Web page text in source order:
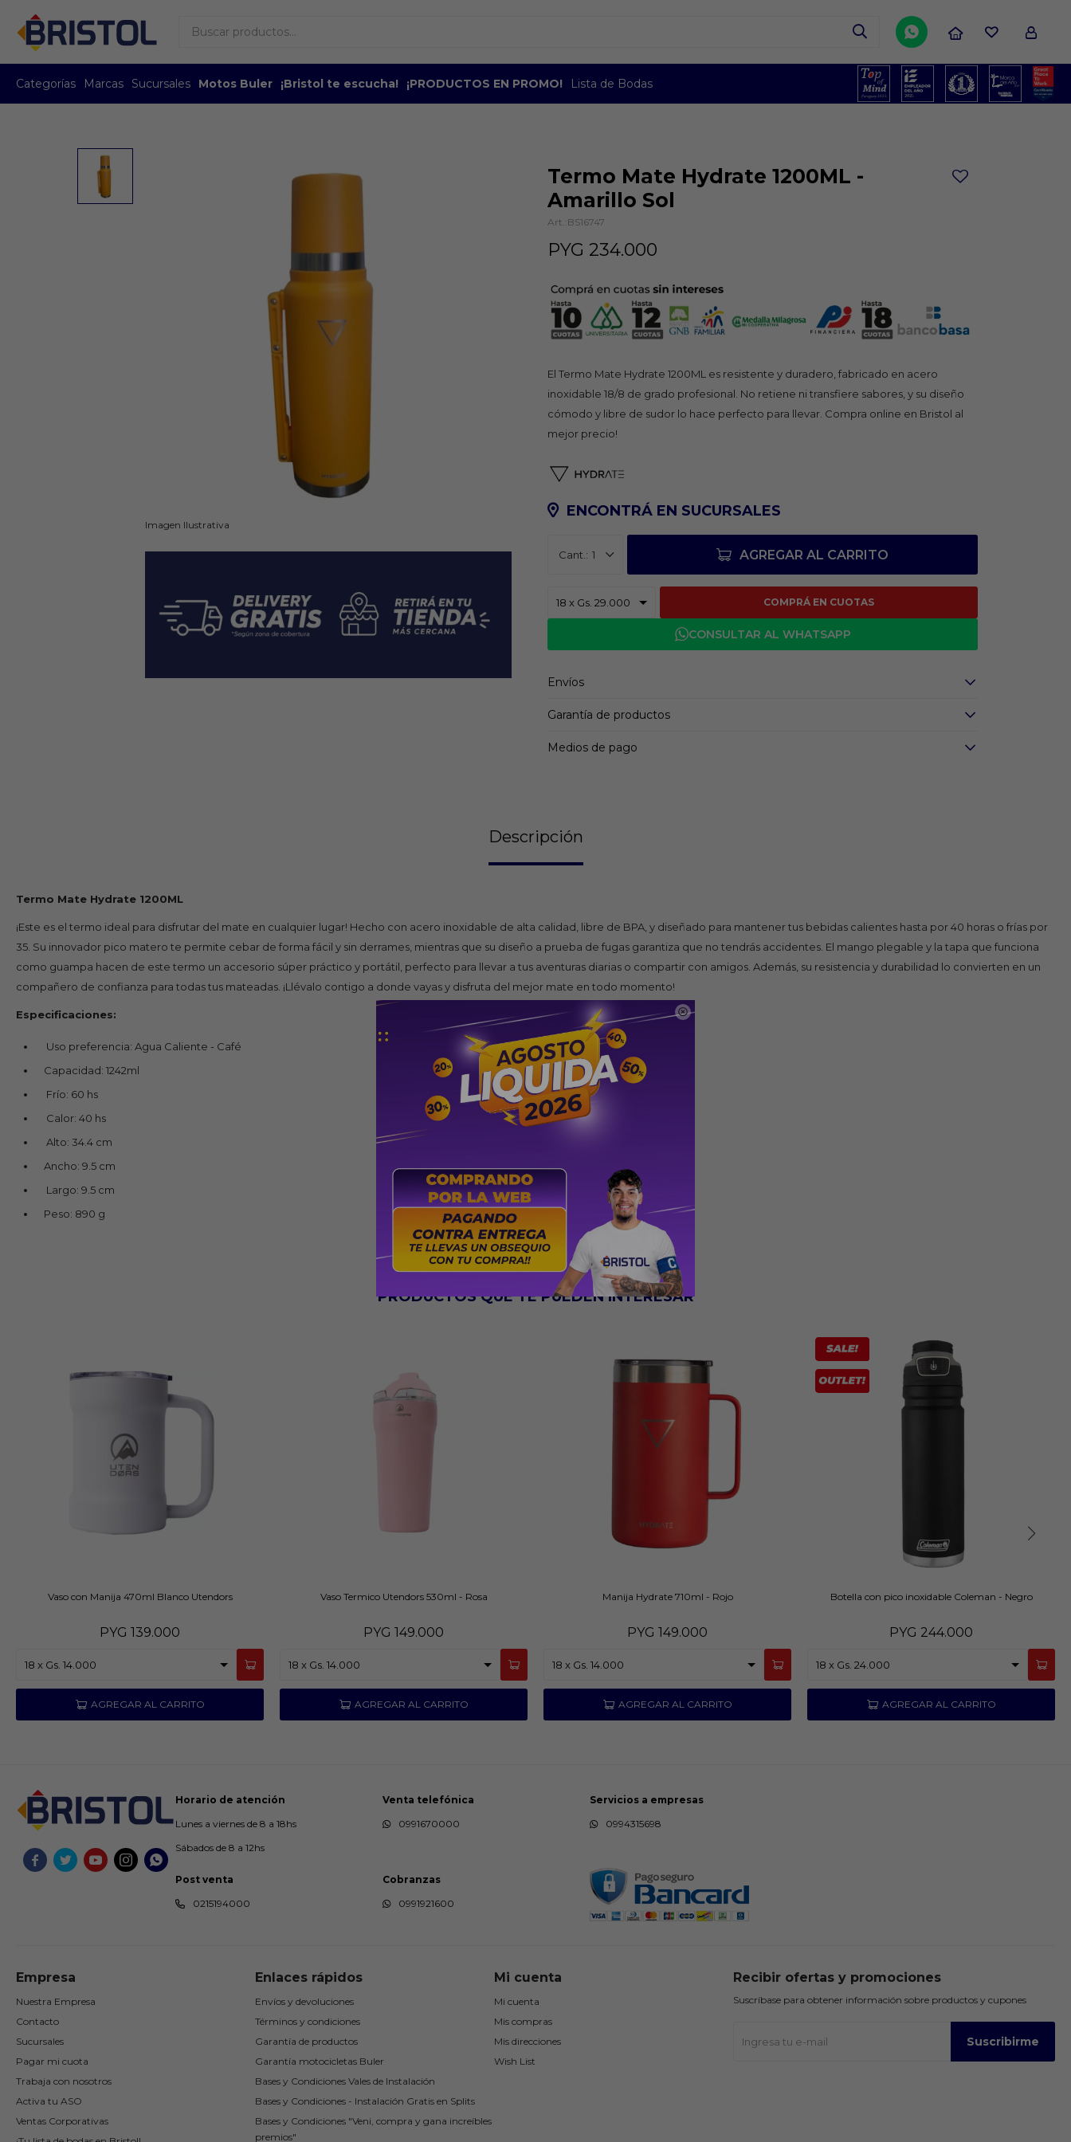

Categorías Marcas Sucursales Motos Buler ¡Bristol te escucha! ¡PRODUCTOS EN PROMO! Lista de Bodas

Imagen Ilustrativa
Termo Mate Hydrate 1200ML -
Amarillo Sol
BS16747
PYG 234.000
El Termo Mate Hydrate 1200ML es resistente y duradero, fabricado en acero
inoxidable 18/8 de grado profesional. No retiene ni transfiere sabores, y su diseño
cómodo y libre de sudor lo hace perfecto para llevar. Compra online en Bristol al
mejor precio!
ENCONTRÁ EN SUCURSALES
1 AGREGAR AL CARRITO
COMPRÁ EN CUOTAS
CONSULTAR AL WHATSAPP
Envíos
Garantía de productos
Medios de pago
Descripción
Termo Mate Hydrate 1200ML
¡Este es el termo ideal para disfrutar del mate en cualquier lugar! Hecho con acero inoxidable de alta calidad, libre de BPA, y diseñado para mantener tus bebidas calientes hasta por 40 horas o frías por
35. Su innovador pico matero te permite cebar de forma fácil y sin derrames, mientras que su diseño a prueba de fugas garantiza que no tendrás accidentes. El mango plegable y la tapa que funciona
como guampa hacen de este termo un accesorio súper práctico y portátil, perfecto para llevar a tus aventuras diarias o compartir con amigos. Además, su resistencia y durabilidad lo convierten en un
compañero de confianza para todas tus mateadas. ¡Llévalo contigo a donde vayas y disfruta del mejor mate en todo momento!
Especificaciones:
Uso preferencia: Agua Caliente - Café
Capacidad: 1242ml
Frío: 60 hs
Calor: 40 hs
Alto: 34.4 cm
Ancho: 9.5 cm
Largo: 9.5 cm
Peso: 890 g
PRODUCTOS QUE TE PUEDEN INTERESAR
Vaso con Manija 470ml Blanco Utendors
PYG 139.000
Vaso Termico Utendors 530ml - Rosa
PYG 149.000
Manija Hydrate 710ml - Rojo
PYG 149.000
Botella con pico inoxidable Coleman - Negro
PYG 244.000
    
Horario de atención
Lunes a viernes de 8 a 18hs
Sábados de 8 a 12hs
Venta telefónica
0991670000
Servicios a empresas
0994315698
Post venta
0215194000
Cobranzas
0991921600
Empresa
Nuestra Empresa
Contacto
Sucursales
Pagar mi cuota
Trabaja con nosotros
Activa tu ASO
Ventas Corporativas
Enlaces rápidos
Envíos y devoluciones
Términos y condiciones
Garantía de productos
Garantía motocicletas Buler
Bases y Condiciones Vales de Instalación
Bases y Condiciones - Instalación Gratis en Splits
Bases y Condiciones "Veni, compra y gana increíbles
premios"
Mi cuenta
Mi cuenta
Mis compras
Mis direcciones
Wish List
Recibir ofertas y promociones
Suscríbase para obtener información sobre productos y cupones
Suscribirme